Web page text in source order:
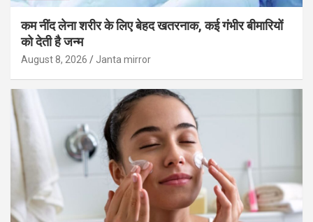
कम नींद लेना शरीर के लिए बेहद खतरनाक, कई गंभीर बीमारियों
को देती है जन्म
August 8, 2026 Janta mirror